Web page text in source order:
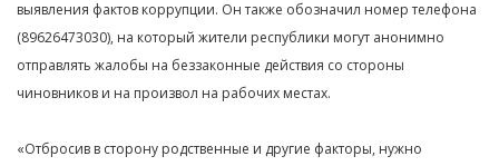
выявления фактов коррупции. Он также обозначил номер телефона
(89626473030), на который жители республики могут анонимно
отправлять жалобы на беззаконные действия со стороны
чиновников и на произвол на рабочих местах.
«Отбросив в сторону родственные и другие факторы, нужно